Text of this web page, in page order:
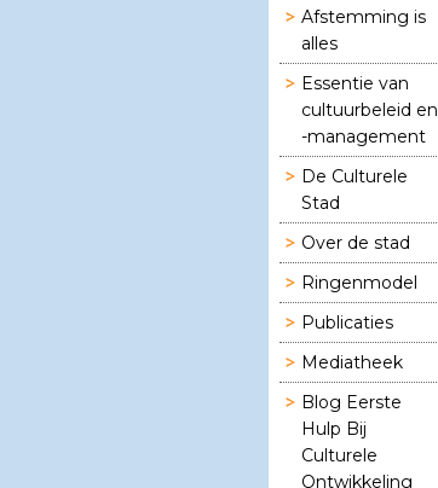
Afstemming is
alles
Essentie van
cultuurbeleid en
-management
De Culturele
Stad
Over de stad
Ringenmodel
Publicaties
Mediatheek
Blog Eerste
Hulp Bij
Culturele
Ontwikkeling